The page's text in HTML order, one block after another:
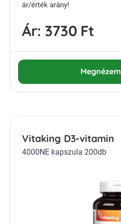
ár/érték arány!
Ár: 3730 Ft
Megnézem
Vitaking D3-vitamin
4000NE kapszula 200db